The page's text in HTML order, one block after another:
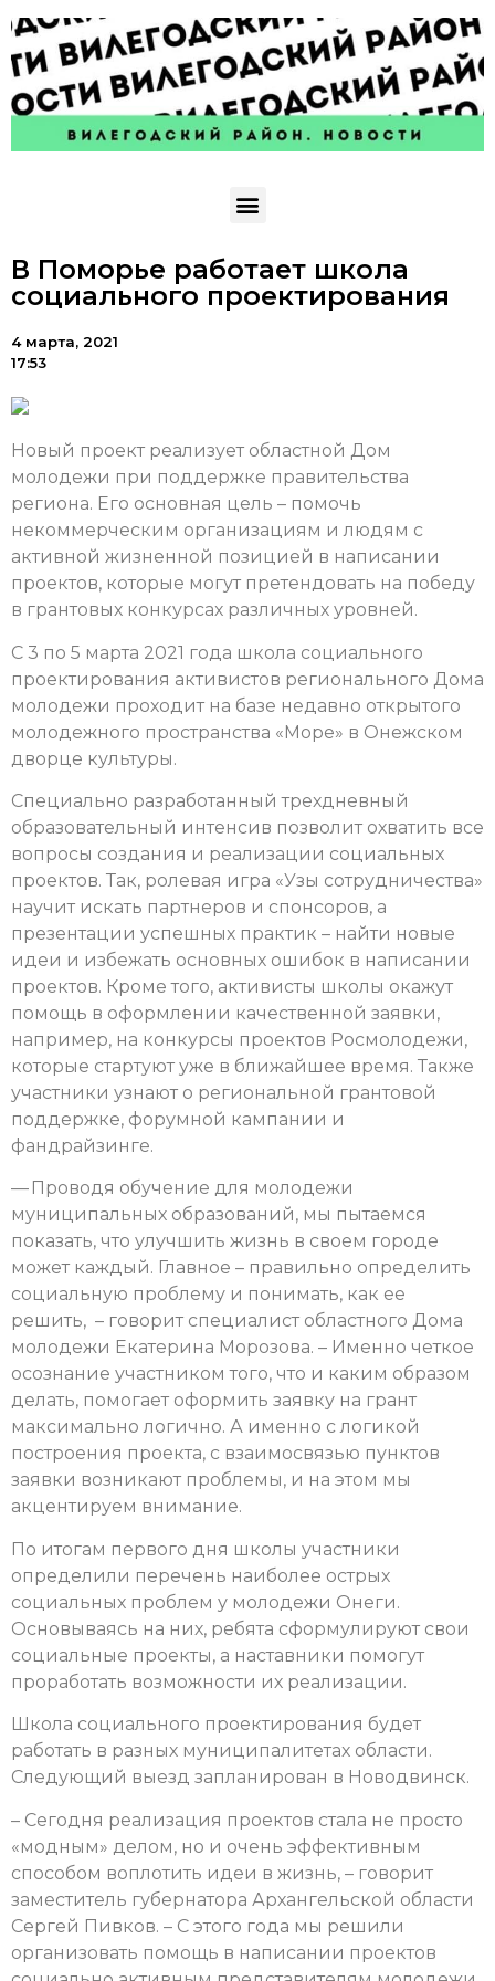
В Поморье работает школа
социального проектирования
4 марта, 2021
17:53
Новый проект реализует областной Дом
молодежи при поддержке правительства
региона. Его основная цель – помочь
некоммерческим организациям и людям с
активной жизненной позицией в написании
проектов, которые могут претендовать на победу
в грантовых конкурсах различных уровней.
C 3 по 5 марта 2021 года школа социального
проектирования активистов регионального Дома
молодежи проходит на базе недавно открытого
молодежного пространства «Море» в Онежском
дворце культуры.
Специально разработанный трехдневный
образовательный интенсив позволит охватить все
вопросы создания и реализации социальных
проектов. Так, ролевая игра «Узы сотрудничества»
научит искать партнеров и спонсоров, а
презентации успешных практик – найти новые
идеи и избежать основных ошибок в написании
проектов. Кроме того, активисты школы окажут
помощь в оформлении качественной заявки,
например, на конкурсы проектов Росмолодежи,
которые стартуют уже в ближайшее время. Также
участники узнают о региональной грантовой
поддержке, форумной кампании и
фандрайзинге.
— Проводя обучение для молодежи
муниципальных образований, мы пытаемся
показать, что улучшить жизнь в своем городе
может каждый. Главное – правильно определить
социальную проблему и понимать, как ее
решить, – говорит специалист областного Дома
молодежи Екатерина Морозова. – Именно четкое
осознание участником того, что и каким образом
делать, помогает оформить заявку на грант
максимально логично. А именно с логикой
построения проекта, с взаимосвязью пунктов
заявки возникают проблемы, и на этом мы
акцентируем внимание.
​По итогам первого дня школы участники
определили перечень наиболее острых
социальных проблем у молодежи Онеги. ​
Основываясь на них, ребята сформулируют свои
социальные проекты, а наставники помогут
проработать возможности их реализации.
Школа социального проектирования будет
работать в разных муниципалитетах области.
Следующий выезд запланирован в Новодвинск.
​– Сегодня реализация проектов стала не просто
«модным» делом, но и очень эффективным
способом воплотить идеи в жизнь, – говорит
заместитель губернатора Архангельской области
Сергей Пивков. – С этого года мы решили
организовать помощь в написании проектов